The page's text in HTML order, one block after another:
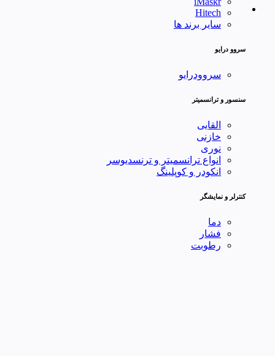
Hitech
سایر برند ها
سروو درایو
سروودرایو
سنسور و ترانسمیتر
القایی
خازنی
نوری
انواع ترانسمیتر و ترنسدیوسر
انکودر و کوپلینگ
کنترلر و نمایشگر
دما
فشار
رطوبت